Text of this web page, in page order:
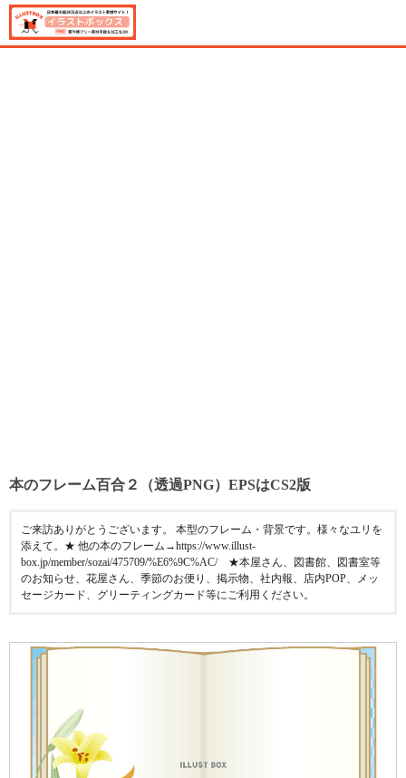
本のフレーム百合２（透過PNG）EPSはCS2版
ご来訪ありがとうございます。 本型のフレーム・背景です。様々なユリを
添えて。★ 他の本のフレーム→https://www.illust-
box.jp/member/sozai/475709/%E6%9C%AC/ ★本屋さん、図書館、図書室等
のお知らせ、花屋さん、季節のお便り、掲示物、社内報、店内POP、メッ
セージカード、グリーティングカード等にご利用ください。